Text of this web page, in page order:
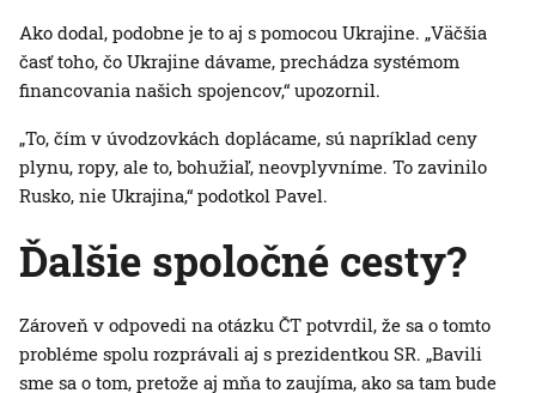
Ako dodal, podobne je to aj s pomocou Ukrajine. „Väčšia
časť toho, čo Ukrajine dávame, prechádza systémom
financovania našich spojencov,“ upozornil.
„To, čím v úvodzovkách doplácame, sú napríklad ceny
plynu, ropy, ale to, bohužiaľ, neovplyvníme. To zavinilo
Rusko, nie Ukrajina,“ podotkol Pavel.
Ďalšie spoločné cesty?
Zároveň v odpovedi na otázku ČT potvrdil, že sa o tomto
probléme spolu rozprávali aj s prezidentkou SR. „Bavili
sme sa o tom, pretože aj mňa to zaujíma, ako sa tam bude